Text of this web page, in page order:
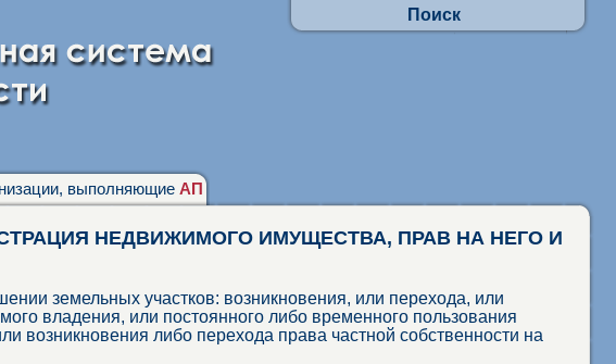
Поиск
выполняющие АП
НЕДВИЖИМОГО ИМУЩЕСТВА, ПРАВ НА НЕГО И
земельных участков: возникновения, или перехода, или
владения, или постоянного либо временного пользования
возникновения либо перехода права частной собственности на